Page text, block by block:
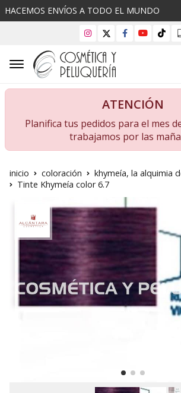
HACEMOS ENVÍOS A TODO EL MUNDO
ATENCIÓN
Planifica tus pedidos para el mes
trabajamos por las
inicio coloración
khymeía, la alquimia
Tinte Khymeía color 6.7